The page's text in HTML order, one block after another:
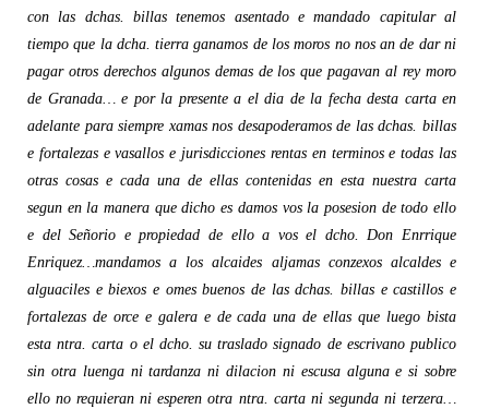
con las dchas. billas tenemos asentado e mandado capitular al
tiempo que la dcha. tierra ganamos de los moros no nos an de dar ni
pagar otros derechos algunos demas de los que pagavan al rey moro
de Granada… e por la presente a el dia de la fecha desta carta en
adelante para siempre xamas nos desapoderamos de las dchas. billas
e fortalezas e vasallos e jurisdicciones rentas en terminos e todas las
otras cosas e cada una de ellas contenidas en esta nuestra carta
segun en la manera que dicho es damos vos la posesion de todo ello
e del Señorio e propiedad de ello a vos el dcho. Don Enrrique
Enriquez…mandamos a los alcaides aljamas conzexos alcaldes e
alguaciles e biexos e omes buenos de las dchas. billas e castillos e
fortalezas de orce e galera e de cada una de ellas que luego bista
esta ntra. carta o el dcho. su traslado signado de escrivano publico
sin otra luenga ni tardanza ni dilacion ni escusa alguna e si sobre
ello no requieran ni esperen otra ntra. carta ni segunda ni terzera…